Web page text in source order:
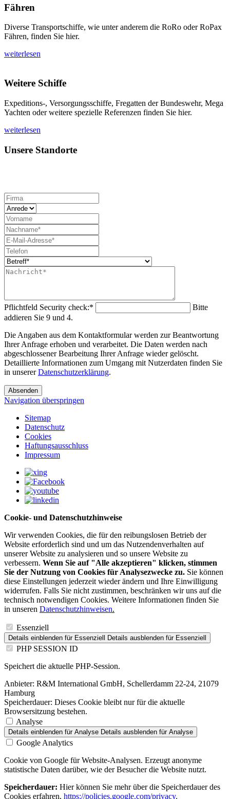
Fähren
Diverse Transportschiffe, wie unter anderem die RoRo oder RoPax
Fähren, finden Sie hier.
weiterlesen
Weitere Schiffe
Expeditions-, Versorgungsschiffe, Fregatten der Bundeswehr, Mega
Yachten oder weitere spezielle Referenzen finden Sie hier.
weiterlesen
Unsere Standorte
Pflichtfeld Security check:*
Bitte
addieren Sie 9 und 4.
Die Angaben aus dem Kontaktformular werden zur Beantwortung
Ihrer Anfrage erhoben und verarbeitet. Die Daten werden nach
abgeschlossener Bearbeitung Ihrer Anfrage wieder gelöscht.
Detaillierte Informationen zum Umgang mit Nutzerdaten finden Sie
in unsererDatenschutzerklärung.
Absenden
Navigation überspringen
Sitemap
Datenschutz
Cookies
Haftungsausschluss
Impressum
Cookie- und Datenschutzhinweise
Wir verwenden Cookies, die für den reibungslosen Betrieb der
Website erforderlich sind und um das Nutzendenverhalten auf
unserer Website zu analysieren und so unsere Website zu
verbessern. Wenn Sie auf "Alle akzeptieren" klicken, stimmen
Sie der Nutzung von Cookies für Analysezwecke zu. Sie können
diese Einstellungen jederzeit wieder ändern und Ihre Einwilligung
widerrufen. Falls Sie nicht zustimmen, beschränken wir uns auf die
technisch notwendigen Cookies. Weitere Informationen finden Sie
in unseren Datenschutzhinweisen.
Essenziell
Details einblenden für Essenziell Details ausblenden für Essenziell
PHP SESSION ID
Speichert die aktuelle PHP-Session.
Anbieter: R&M International GmbH, Schellerdamm 22-24, 21079
Hamburg
Speicherdauer: Dieses Cookie bleibt nur für die aktuelle
Browsersitzung bestehen.
Analyse
Details einblenden für Analyse Details ausblenden für Analyse
Google Analytics
Cookie von Google für Website-Analysen. Erzeugt anonyme
statistische Daten darüber, wie der Besucher die Website nutzt.
Speicherdauer: Hier können Sie mehr über die Speicherdauer des
Cookies erfahren, https://policies.google.com/privacy.